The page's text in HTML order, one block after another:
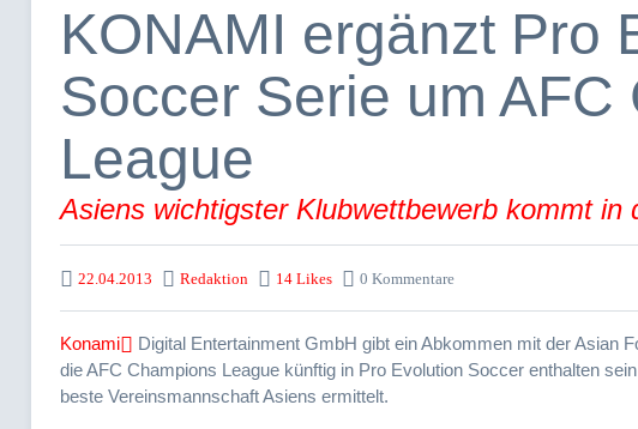
KONAMI ergänzt Pro
Soccer Serie um AFC
League
Asiens wichtigster Klubwettbewerb kommt in
22.04.2013 Redaktion 14 Likes 0 Kommentare
Konami
Digital Entertainment GmbH gibt ein Abkommen mit der Asian
die AFC Champions League künftig in Pro Evolution Soccer enthalten
beste Vereinsmannschaft Asiens ermittelt.